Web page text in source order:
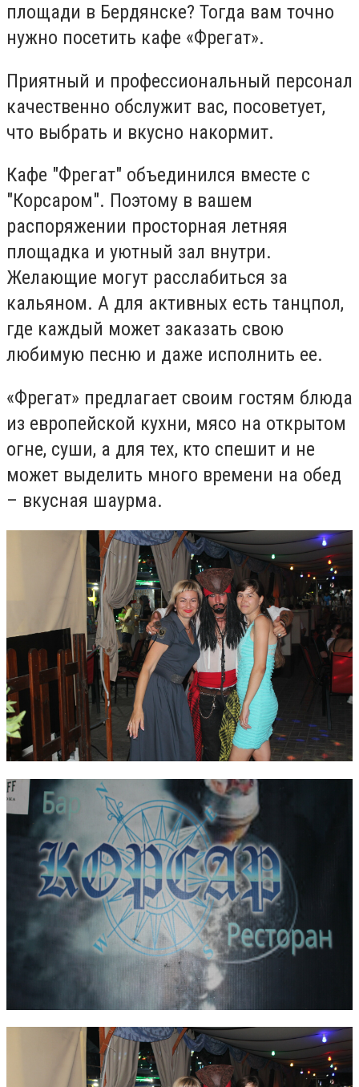
площади в Бердянске? Тогда вам точно
нужно посетить кафе «Фрегат».
Приятный и профессиональный персонал
качественно обслужит вас, посоветует,
что выбрать и вкусно накормит.
Кафе "Фрегат" объединился вместе с
"Корсаром". Поэтому в вашем
распоряжении просторная летняя
площадка и уютный зал внутри.
Желающие могут расслабиться за
кальяном. А для активных есть танцпол,
где каждый может заказать свою
любимую песню и даже исполнить ее.
«Фрегат» предлагает своим гостям блюда
из европейской кухни, мясо на открытом
огне, суши, а для тех, кто спешит и не
может выделить много времени на обед
– вкусная шаурма.